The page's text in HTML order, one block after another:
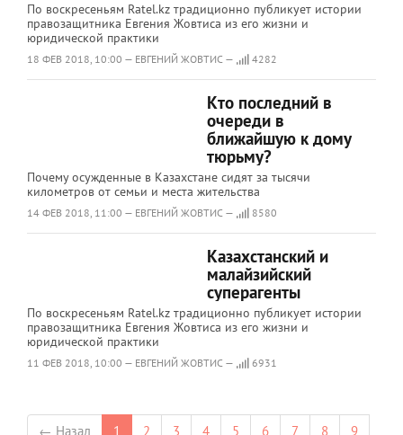
По воскресеньям Ratel.kz традиционно публикует истории
правозащитника Евгения Жовтиса из его жизни и
юридической практики
18 ФЕВ 2018, 10:00 — ЕВГЕНИЙ ЖОВТИС — 4282
Кто последний в
очереди в
ближайшую к дому
тюрьму?
Почему осужденные в Казахстане сидят за тысячи
километров от семьи и места жительства
14 ФЕВ 2018, 11:00 — ЕВГЕНИЙ ЖОВТИС — 8580
Казахстанский и
малайзийский
суперагенты
По воскресеньям Ratel.kz традиционно публикует истории
правозащитника Евгения Жовтиса из его жизни и
юридической практики
11 ФЕВ 2018, 10:00 — ЕВГЕНИЙ ЖОВТИС — 6931
← Назад 1 2 3 4 5 6 7 8 9